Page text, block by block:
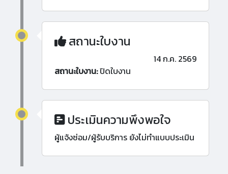
สถานะใบงาน
14 ก.ค. 2569
สถานะใบงาน:ปิดใบงาน
ประเมินความพึงพอใจ
ผู้แจ้งซ่อม/ผู้รับบริการ ยังไม่ทำแบบประเมิน